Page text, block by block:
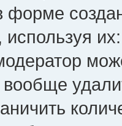
форме
используя